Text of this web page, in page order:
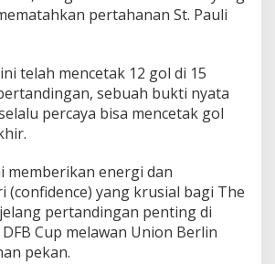
pertahanan St. Pauli
telah mencetak 12 gol di 15
sebuah bukti nyata
percaya bisa mencetak gol
memberikan energi dan
(confidence) yang krusial bagi The
pertandingan penting di
Cup melawan Union Berlin
pekan.